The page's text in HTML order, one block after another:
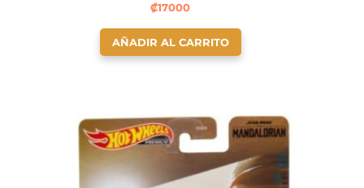
₡17000
AÑADIR AL CARRITO